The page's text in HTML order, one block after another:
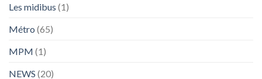
Les midibus (1)
Métro (65)
MPM (1)
NEWS (20)